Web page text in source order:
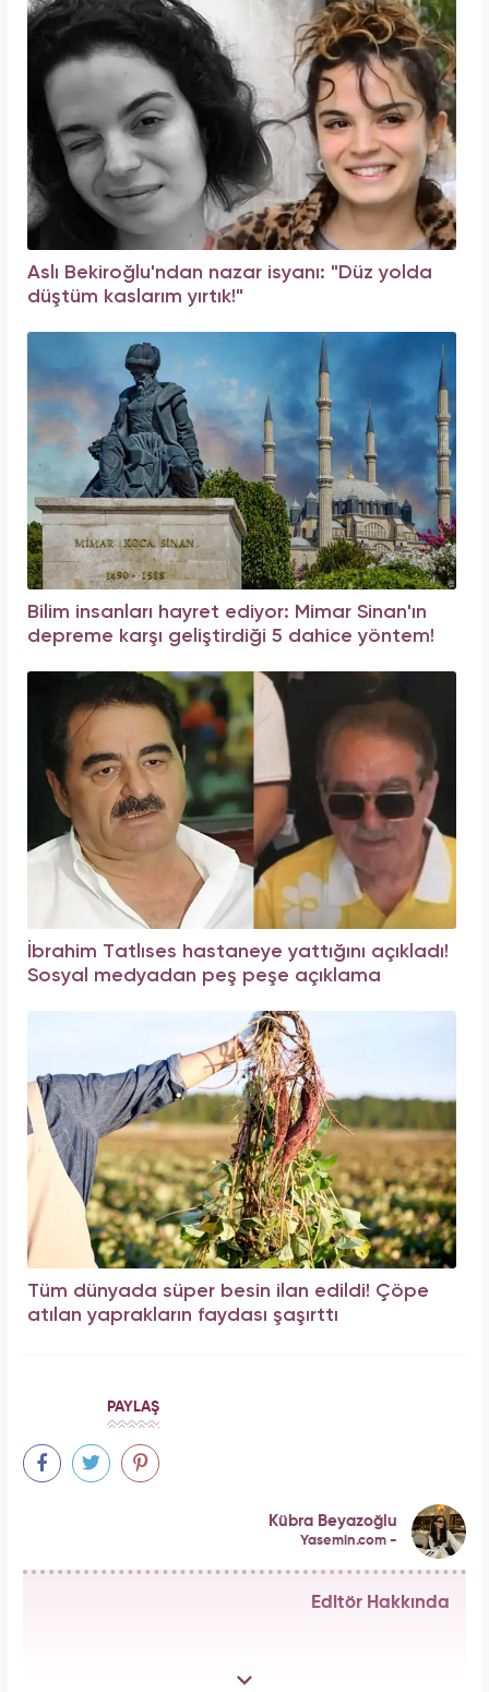
Aslı Bekiroğlu'ndan nazar isyanı: "Düz yolda
düştüm kaslarım yırtık!"
Bilim insanları hayret ediyor: Mimar Sinan'ın
depreme karşı geliştirdiği 5 dahice yöntem!
İbrahim Tatlıses hastaneye yattığını açıkladı!
Sosyal medyadan peş peşe açıklama
Tüm dünyada süper besin ilan edildi! Çöpe
atılan yaprakların faydası şaşırttı
PAYLAŞ
Kübra Beyazoğlu
Yasemin.com -
Editör Hakkında